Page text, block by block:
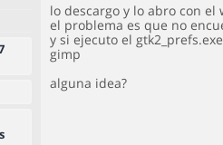
lo descargo y lo abro con el
el problema es que no
y si ejecuto el
gimp
alguna idea?